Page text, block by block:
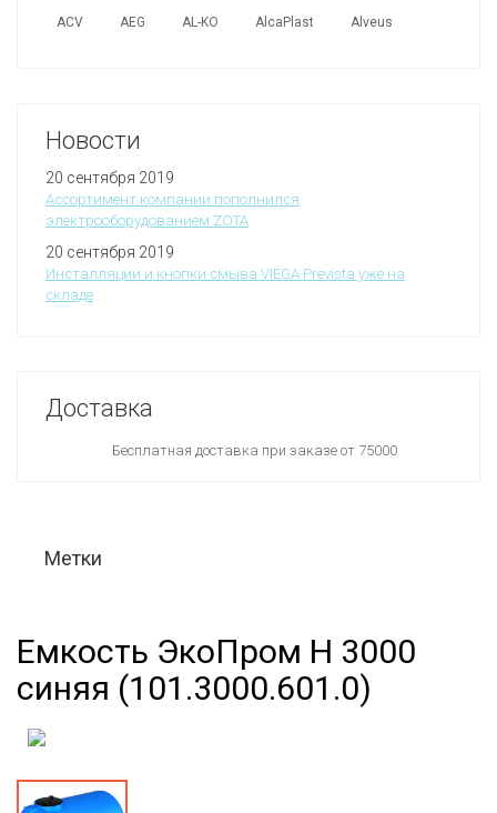
ACV AEG AL-KO AlcaPlast Alveus
Новости
20 сентября 2019
Ассортимент компании пополнился
электрооборудованием ZOTA
20 сентября 2019
Инсталляции и кнопки смыва VIEGA Prevista уже на
складе
Доставка
Бесплатная доставка при заказе от 75000
Метки
Емкость ЭкоПром H 3000
синяя (101.3000.601.0)